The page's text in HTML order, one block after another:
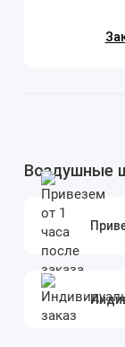
Воздушные